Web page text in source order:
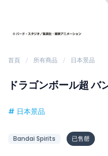
首頁 所有商品 日本景品
ドラゴンボール超
# 日本景品
Bandai Spirits 已售罄